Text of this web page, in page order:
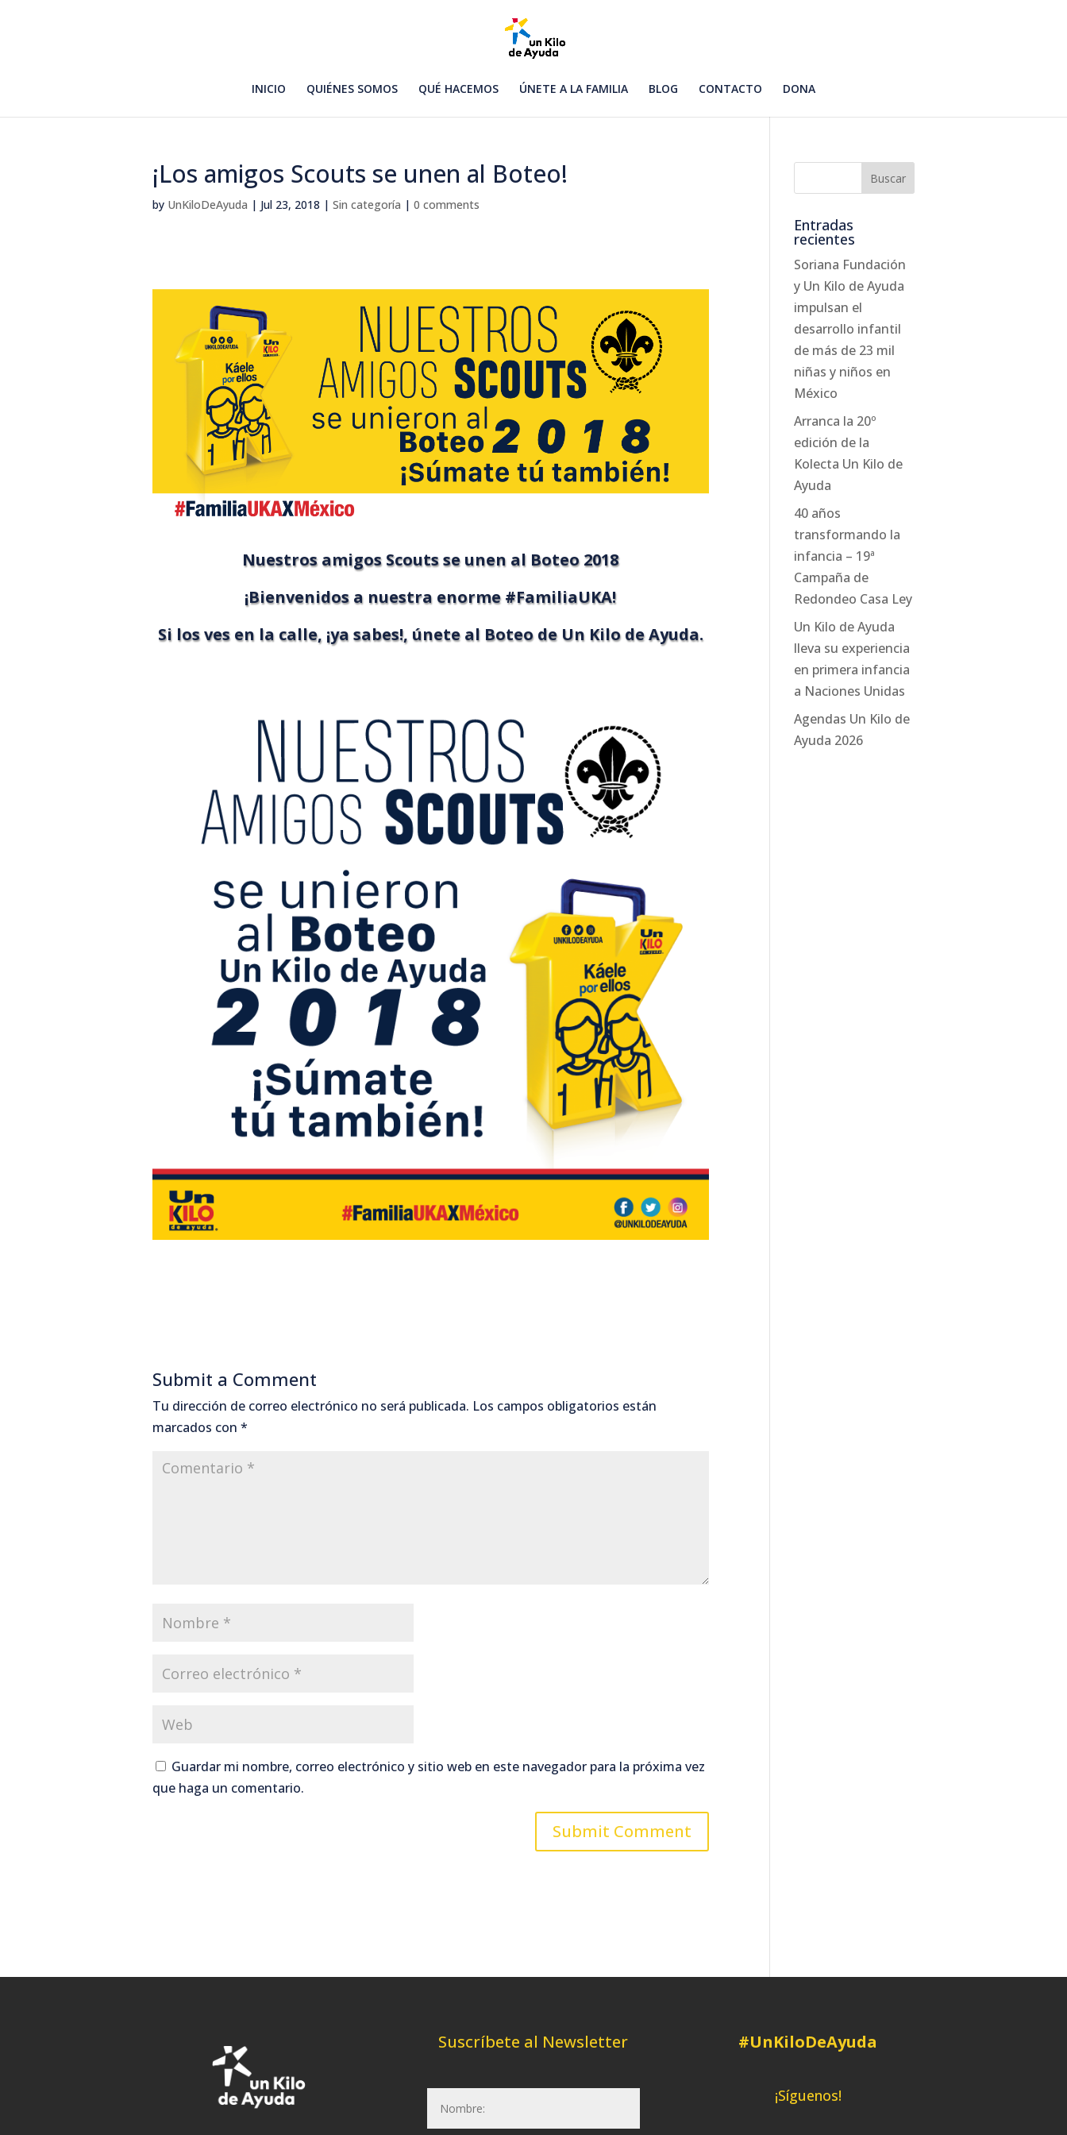
INICIO QUIÉNES SOMOS QUÉ HACEMOS ÚNETE A LA FAMILIA BLOG CONTACTO DONA
¡Los amigos Scouts se unen al Boteo!
by UnKiloDeAyuda | Jul 23, 2018 | Sin categoría | 0 comments
Nuestros amigos Scouts se unen al Boteo 2018
¡Bienvenidos a nuestra enorme #FamiliaUKA!
Si los ves en la calle, ¡ya sabes!, únete al Boteo de Un Kilo de Ayuda.
Submit a Comment
Tu dirección de correo electrónico no será publicada. Los campos obligatorios están
marcados con *
Guardar mi nombre, correo electrónico y sitio web en este navegador para la próxima vez
que haga un comentario.
Entradas
recientes
Soriana Fundación
y Un Kilo de Ayuda
impulsan el
desarrollo infantil
de más de 23 mil
niñas y niños en
México
Arranca la 20º
edición de la
Kolecta Un Kilo de
Ayuda
40 años
transformando la
infancia – 19ª
Campaña de
Redondeo Casa Ley
Un Kilo de Ayuda
lleva su experiencia
en primera infancia
a Naciones Unidas
Agendas Un Kilo de
Ayuda 2026
Suscríbete al Newsletter #UnKiloDeAyuda
¡Síguenos!